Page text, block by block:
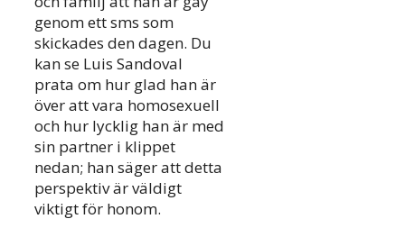
genom ett sms som
skickades den dagen. Du
kan se Luis Sandoval
prata om hur glad han är
över att vara homosexuell
och hur lycklig han är med
sin partner i klippet
nedan; han säger att detta
perspektiv är väldigt
viktigt för honom.